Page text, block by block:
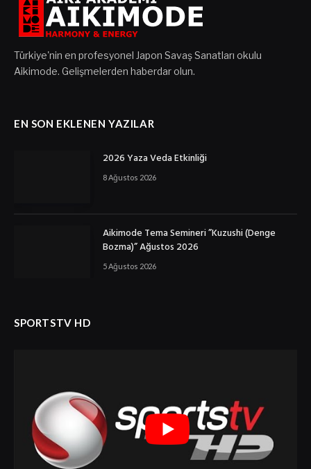
Türkiye'nin en profesyonel Japon Savaş Sanatları okulu
Aikimode. Gelişmelerden haberdar olun.
EN SON EKLENEN YAZILAR
2026 Yaza Veda Etkinliği
8 Ağustos 2026
Aikimode Tema Semineri ”Kuzushi (Denge
Bozma)” Ağustos 2026
5 Ağustos 2026
SPORTSTV HD